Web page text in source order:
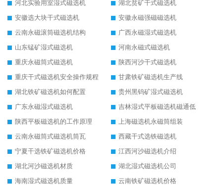
河北实验用室湿式磁选机
湖北贫矿干式磁选机
安徽选大块干式磁选机
安徽永磁强磁磁选机
云南永磁滚筒磁选机结构
广西永磁湿式磁选机
山东锰矿湿式磁选机
河南永磁式磁选机
重庆永磁筒式磁选机
陕西河沙干式磁选机
重庆干式磁选机安全操作规程
甘肃铁矿磁选机生产线
湖北铁矿磁选机如何配置
贵州黑钨矿湿式磁选机
广东永磁湿式磁选机
吉林湿式平板磁选机磁通低
陕西平板磁选机的工作原理
上海磁选机永磁筒组装
云南永磁筒式磁选机筒瓦
西藏干式选铁磁选机
宁夏干选铁矿磁选机价格
江西河沙磁选机介绍
湖北河沙磁选机材质
湖北湿式磁选机公司
海南湿式磁选机质量
云南铁矿磁选机价格